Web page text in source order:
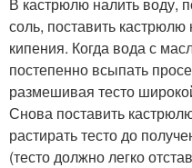
соль, поставить кастрюлю
кипения. Когда вода с
постепенно всыпать
размешивая тесто
Снова поставить
растирать тесто до
(тесто должно легко